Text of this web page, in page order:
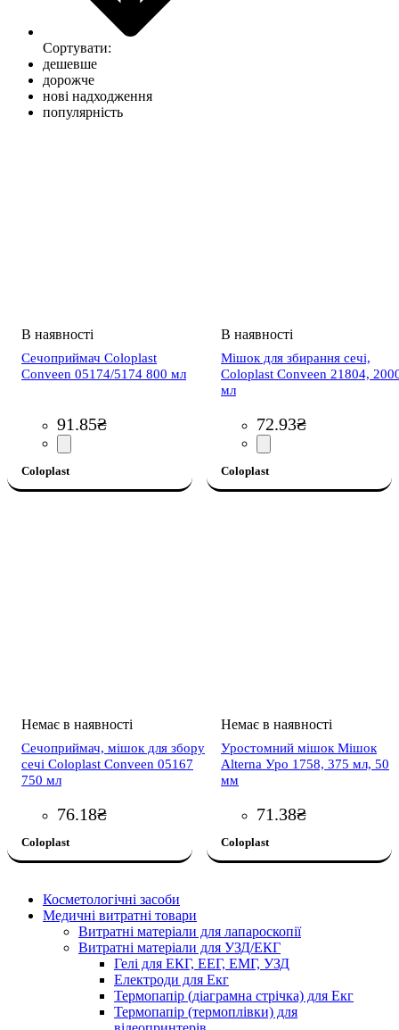
Сортувати:
дешевше
дорожче
нові надходження
популярність
Сечоприймач Coloplast
Conveen 05174/5174 800 мл
91.85₴
Coloplast
Мішок для збирання сечі,
Coloplast Conveen 21804,
мл
72.93₴
Coloplast
Сечоприймач, мішок для збору
сечі Coloplast Conveen 05167
750 мл
76.18₴
Coloplast
Уростомний мішок Мішок
Alterna Уро 1758, 375 мл, 50
мм
71.38₴
Coloplast
Косметологічні засоби
Медичні витратні товари
Витратні матеріали для лапароскопії
Витратні матеріали для УЗД/ЕКГ
Гелі для ЕКГ, ЕЕГ, ЕМГ, УЗД
Електроди для Екг
Термопапір (діаграмна стрічка) для Екг
Термопапір (термоплівки) для